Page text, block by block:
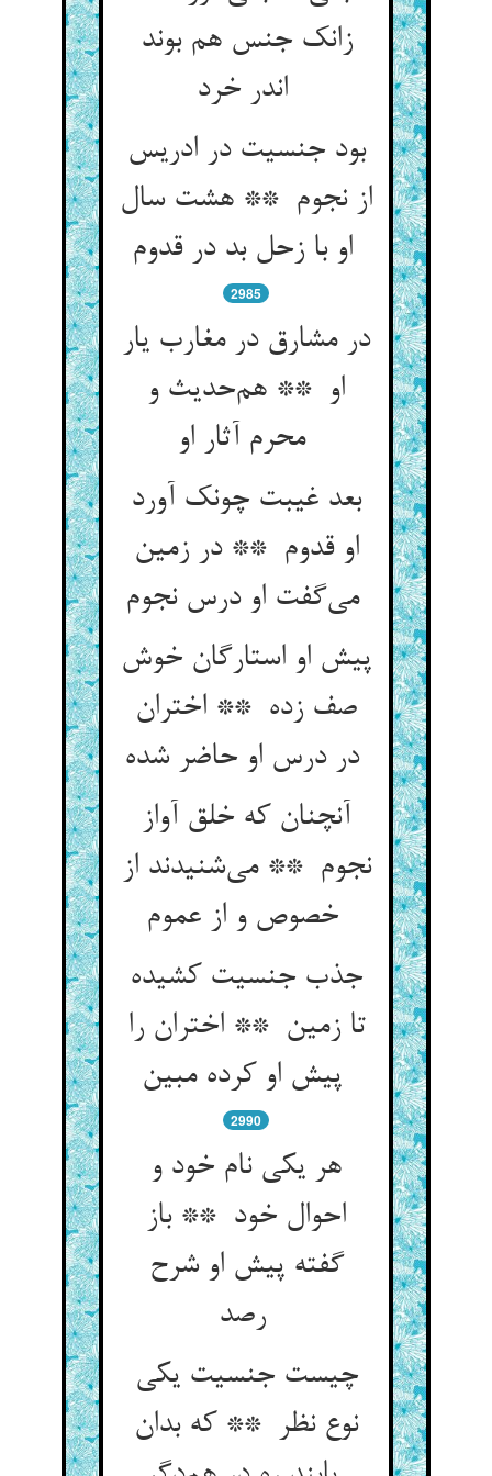
زانک جنس هم بوند
اندر خرد
بود جنسیت در ادریس
از نجوم ** هشت سال
او با زحل بد در قدوم
2985
در مشارق در مغارب یار
او ** هم‌حدیث و
محرم آثار او
بعد غیبت چونک آورد
او قدوم ** در زمین
می‌گفت او درس نجوم
پیش او استارگان خوش
صف زده ** اختران
در درس او حاضر شده
آنچنان که خلق آواز
نجوم ** می‌شنیدند از
خصوص و از عموم
جذب جنسیت کشیده
تا زمین ** اختران را
2990
هر یکی نام خود و
احوال خود ** باز
گفته پیش او شرح
رصد
چیست جنسیت یکی
نوع نظر ** که بدان